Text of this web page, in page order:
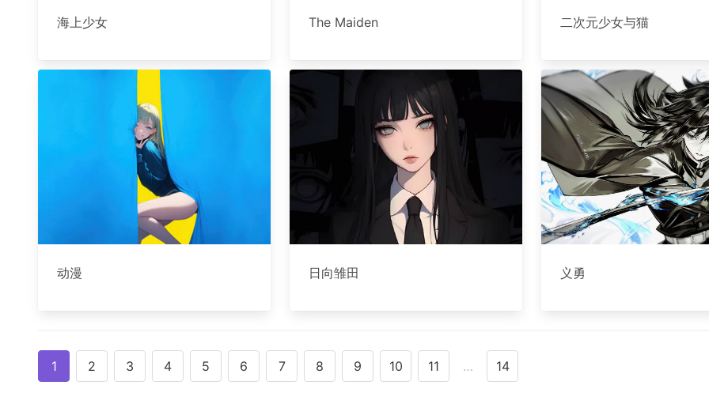
海上少女 The Maiden 二次元少女与猫
动漫 日向雏田 义勇
1 2 3 4 5 6 7 8 9 10 11 … 14